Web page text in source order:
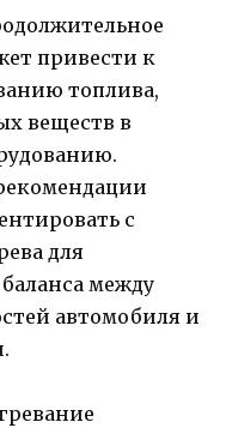
привести к
топлива,
веществ в
с
для
между
автомобиля и